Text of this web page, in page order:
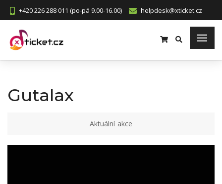
+420 226 288 011 (po-pá 9.00-16.00) helpdesk@xticket.cz
Gutalax
Aktuální akce